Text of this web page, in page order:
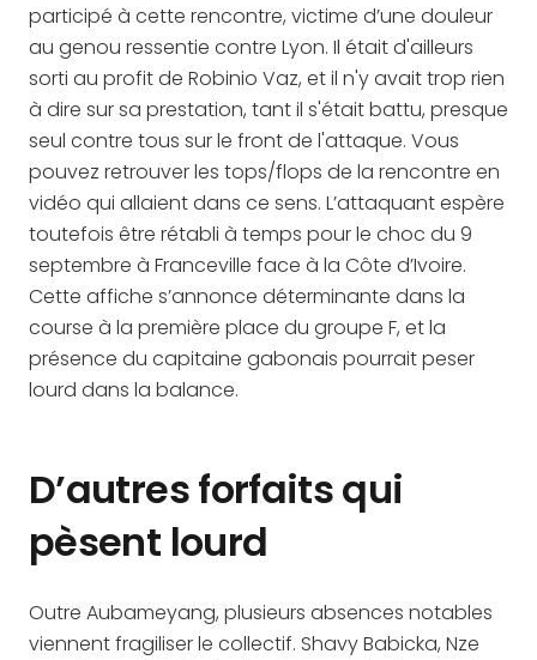
participé à cette rencontre, victime d’une douleur
au genou ressentie contre Lyon. Il était d'ailleurs
sorti au profit de Robinio Vaz, et il n'y avait trop rien
à dire sur sa prestation, tant il s'était battu, presque
seul contre tous sur le front de l'attaque. Vous
pouvez retrouver les tops/flops de la rencontre en
vidéo qui allaient dans ce sens. L’attaquant espère
toutefois être rétabli à temps pour le choc du 9
septembre à Franceville face à la Côte d’Ivoire.
Cette affiche s’annonce déterminante dans la
course à la première place du groupe F, et la
présence du capitaine gabonais pourrait peser
lourd dans la balance.
D’autres forfaits qui
pèsent lourd
Outre Aubameyang, plusieurs absences notables
viennent fragiliser le collectif. Shavy Babicka, Nze